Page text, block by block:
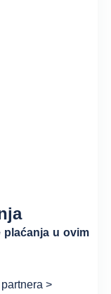
plaćanja u ovim
>